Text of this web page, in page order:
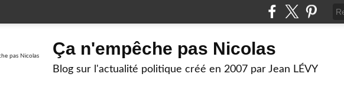
Ça n'empêche pas Nicolas
Blog sur l'actualité politique créé en 2007 par Jean LÉVY